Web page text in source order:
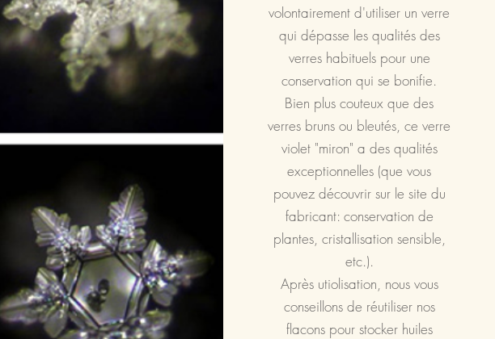
volontairement d'utiliser un verre
qui dépasse les qualités des
verres habituels pour une
conservation qui se bonifie.
Bien plus couteux que des
verres bruns ou bleutés, ce verre
violet "miron" a des qualités
exceptionnelles (que vous
pouvez découvrir sur le site du
fabricant: conservation de
plantes, cristallisation sensible,
etc.).
Après utiolisation, nous vous
conseillons de réutiliser nos
flacons pour stocker huiles